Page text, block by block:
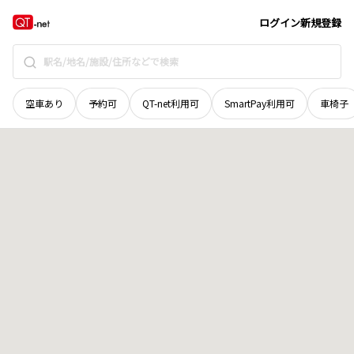
ログイン新規登録
空車あり 予約可 QT-net利用可 SmartPay利用可 車椅子
青森県